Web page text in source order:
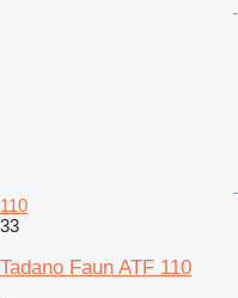
110
33
Tadano Faun ATF 110